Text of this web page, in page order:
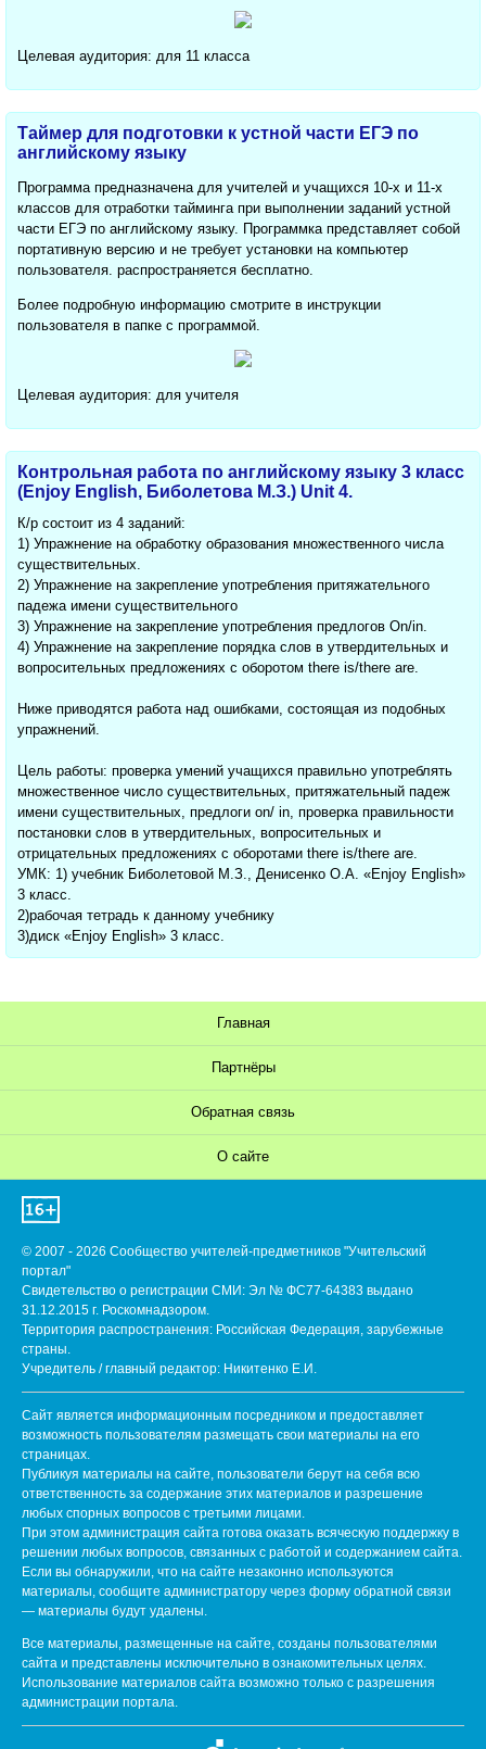
Целевая аудитория: для 11 класса
Таймер для подготовки к устной части ЕГЭ по
английскому языку
Программа предназначена для учителей и учащихся 10-х и 11-х
классов для отработки тайминга при выполнении заданий устной
части ЕГЭ по английскому языку. Программка представляет собой
портативную версию и не требует установки на компьютер
пользователя. распространяется бесплатно.
Более подробную информацию смотрите в инструкции
пользователя в папке с программой.
Целевая аудитория: для учителя
Контрольная работа по английскому языку 3 класс
(Enjoy English, Биболетова М.З.) Unit 4.
К/р состоит из 4 заданий:
1) Упражнение на обработку образования множественного числа
существительных.
2) Упражнение на закрепление употребления притяжательного
падежа имени существительного
3) Упражнение на закрепление употребления предлогов On/in.
4) Упражнение на закрепление порядка слов в утвердительных и
вопросительных предложениях с оборотом there is/there are.
Ниже приводятся работа над ошибками, состоящая из подобных
упражнений.
Цель работы: проверка умений учащихся правильно употреблять
множественное число существительных, притяжательный падеж
имени существительных, предлоги on/ in, проверка правильности
постановки слов в утвердительных, вопросительных и
отрицательных предложениях с оборотами there is/there are.
УМК: 1) учебник Биболетовой М.З., Денисенко О.А. «Enjoy English»
3 класс.
2)рабочая тетрадь к данному учебнику
3)диск «Enjoy English» 3 класс.
Главная
Партнёры
Обратная связь
О сайте
© 2007 - 2026 Сообщество учителей-предметников "Учительский
портал"
Свидетельство о регистрации СМИ: Эл № ФС77-64383 выдано
31.12.2015 г. Роскомнадзором.
Территория распространения: Российская Федерация, зарубежные
страны.
Учредитель / главный редактор: Никитенко Е.И.
Сайт является информационным посредником и предоставляет
возможность пользователям размещать свои материалы на его
страницах.
Публикуя материалы на сайте, пользователи берут на себя всю
ответственность за содержание этих материалов и разрешение
любых спорных вопросов с третьими лицами.
При этом администрация сайта готова оказать всяческую поддержку в
решении любых вопросов, связанных с работой и содержанием сайта.
Если вы обнаружили, что на сайте незаконно используются
материалы, сообщите администратору через форму обратной связи
— материалы будут удалены.
Все материалы, размещенные на сайте, созданы пользователями
сайта и представлены исключительно в ознакомительных целях.
Использование материалов сайта возможно только с разрешения
администрации портала.